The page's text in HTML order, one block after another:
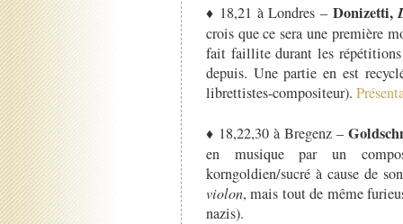
♦ 18,21 à Londres – Donizetti,
crois que ce sera une première
fait faillite durant les
depuis. Une partie en est
librettistes-compositeur).
♦ 18,22,30 à Bregenz –
en musique par un
korngoldien/sucré à cause de
violon, mais tout de même
nazis).